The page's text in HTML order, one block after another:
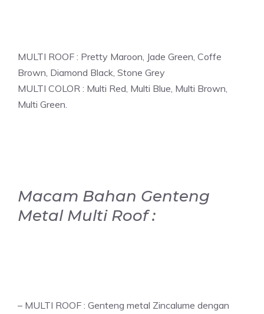
MULTI ROOF : Pretty Maroon, Jade Green, Coffe
Brown, Diamond Black, Stone Grey
MULTI COLOR : Multi Red, Multi Blue, Multi Brown,
Multi Green.
Macam Bahan Genteng
Metal Multi Roof :
– MULTI ROOF : Genteng metal Zincalume dengan